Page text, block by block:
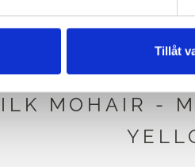
Tillåt
MERINO
MOHAIR -